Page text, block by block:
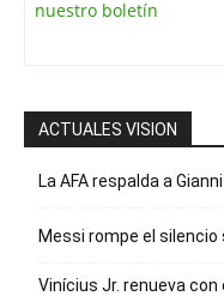
nuestro boletín
ACTUALES VISION
La AFA respalda a
Messi rompe el
Vinícius Jr. renueva con